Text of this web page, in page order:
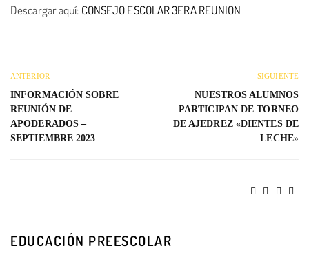
Descargar aquí: CONSEJO ESCOLAR 3ERA REUNION
ANTERIOR
INFORMACIÓN SOBRE
REUNIÓN DE
APODERADOS –
SEPTIEMBRE 2023
SIGUIENTE
NUESTROS ALUMNOS
PARTICIPAN DE TORNEO
DE AJEDREZ «DIENTES DE
LECHE»
EDUCACIÓN PREESCOLAR